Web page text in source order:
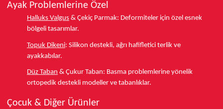
Ayak Problemlerine Özel
Halluks Valgus & Çekiç Parmak: Deformiteler için özel esnek
bölgeli tasarımlar.
Topuk Dikeni: Silikon destekli, ağrı hafifletici terlik ve
ayakkabılar.
Düz Taban & Çukur Taban: Basma problemlerine yönelik
ortopedik destekli modeller ve tabanlıklar.
Çocuk & Diğer Ürünler